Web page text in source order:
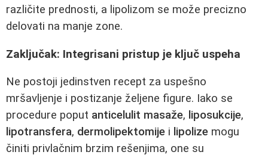
različite prednosti, a lipolizom se može precizno
delovati na manje zone.
Zaključak: Integrisani pristup je ključ uspeha
Ne postoji jedinstven recept za uspešno
mršavljenje i postizanje željene figure. Iako se
procedure poput anticelulit masaže, liposukcije,
lipotransfera, dermolipektomije i lipolize mogu
činiti privlačnim brzim rešenjima, one su